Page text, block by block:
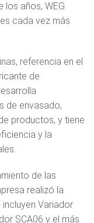
los años, WEG
cada vez más
referencia en el
de
de envasado,
productos, y tiene
y la
de las
realizó la
Variador
SCA06 y el más